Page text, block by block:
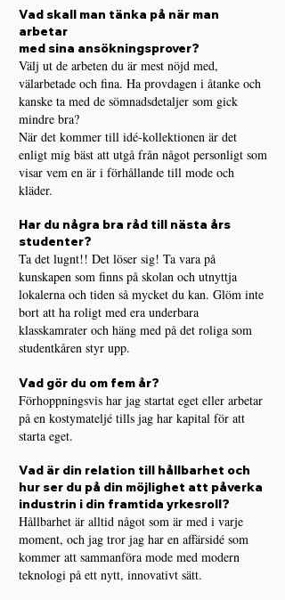
Vad skall man tänka på när man
arbetar
med sina ansökningsprover?
Välj ut de arbeten du är mest nöjd med,
välarbetade och fina. Ha provdagen i åtanke och
kanske ta med de sömnadsdetaljer som gick
mindre bra?
När det kommer till idé-kollektionen är det
enligt mig bäst att utgå från något personligt som
visar vem en är i förhållande till mode och
kläder.
Har du några bra råd till nästa års
studenter?
Ta det lugnt!! Det löser sig! Ta vara på
kunskapen som finns på skolan och utnyttja
lokalerna och tiden så mycket du kan. Glöm inte
bort att ha roligt med era underbara
klasskamrater och häng med på det roliga som
studentkåren styr upp.
Vad gör du om fem år?
Förhoppningsvis har jag startat eget eller arbetar
på en kostymateljé tills jag har kapital för att
starta eget.
Vad är din relation till hållbarhet och
hur ser du på din möjlighet att påverka
industrin i din framtida yrkesroll?
Hållbarhet är alltid något som är med i varje
moment, och jag tror jag har en affärsidé som
kommer att sammanföra mode med modern
teknologi på ett nytt, innovativt sätt.